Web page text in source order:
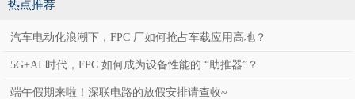
热点推荐
汽车电动化浪潮下，FPC 厂如何抢占车载应用高地？
5G+AI 时代，FPC 如何成为设备性能的 “助推器”？
端午假期来啦！深联电路的放假安排请查收~